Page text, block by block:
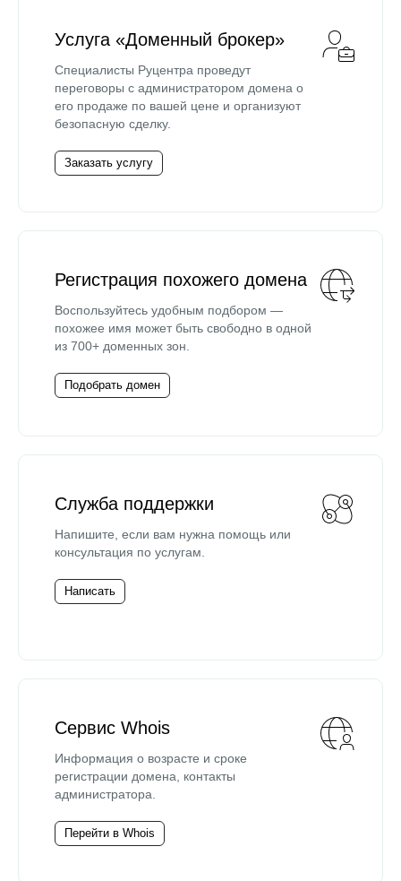
Услуга «Доменный брокер»
Специалисты Руцентра проведут
переговоры с администратором домена о
его продаже по вашей цене и организуют
безопасную сделку.
Заказать услугу
Регистрация похожего домена
Воспользуйтесь удобным подбором —
похожее имя может быть свободно в одной
из 700+ доменных зон.
Подобрать домен
Служба поддержки
Напишите, если вам нужна помощь или
консультация по услугам.
Написать
Сервис Whois
Информация о возрасте и сроке
регистрации домена, контакты
администратора.
Перейти в Whois